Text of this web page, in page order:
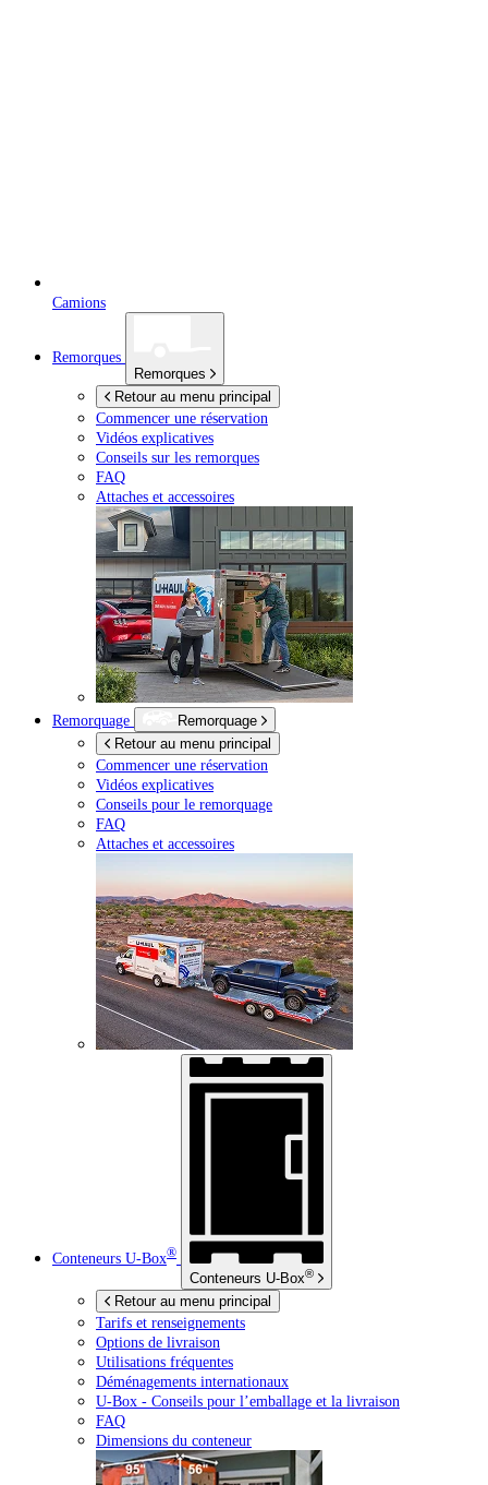
Camions
Remorques
Remorques
Retour au menu principal
Commencer une réservation
Vidéos explicatives
Conseils sur les remorques
FAQ
Attaches et accessoires
Remorquage
Remorquage
Retour au menu principal
Commencer une réservation
Vidéos explicatives
Conseils pour le remorquage
FAQ
Attaches et accessoires
Conteneurs U-Box®
Conteneurs U-Box®
Retour au menu principal
Tarifs et renseignements
Options de livraison
Utilisations fréquentes
Déménagements internationaux
U-Box - Conseils pour l’emballage et la livraison
FAQ
Dimensions du conteneur